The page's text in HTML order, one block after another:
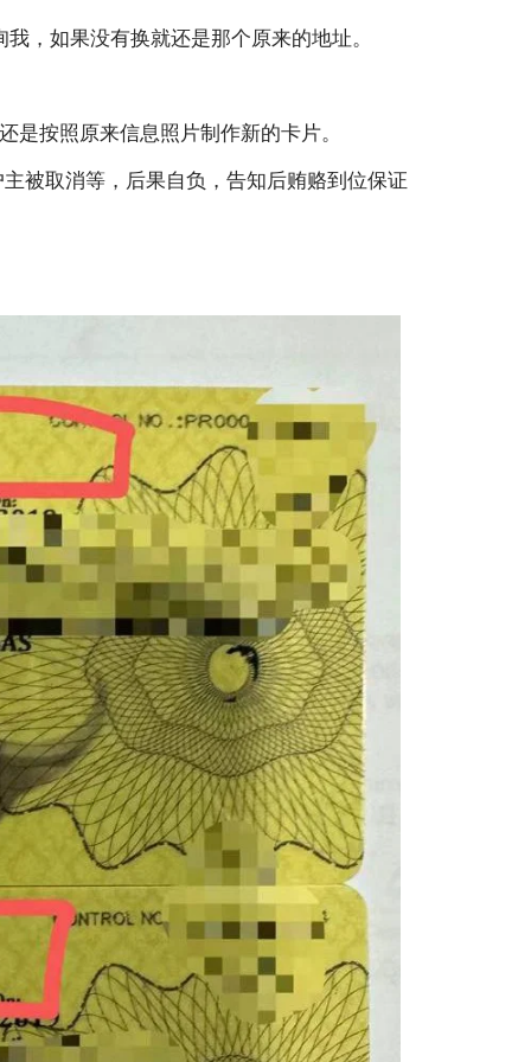
，如果没有换就还是那个原来的地址。
按照原来信息照片制作新的卡片。
被取消等，后果自负，告知后贿赂到位保证